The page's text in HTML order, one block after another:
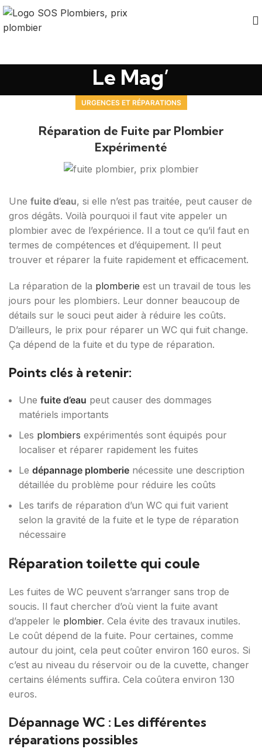
Le Mag’
URGENCES ET RÉPARATIONS
Réparation de Fuite par Plombier
Expérimenté
Une fuite d’eau, si elle n’est pas traitée, peut causer de
gros dégâts. Voilà pourquoi il faut vite appeler un
plombier avec de l’expérience. Il a tout ce qu’il faut en
termes de compétences et d’équipement. Il peut
trouver et réparer la fuite rapidement et efficacement.
La réparation de la plomberie est un travail de tous les
jours pour les plombiers. Leur donner beaucoup de
détails sur le souci peut aider à réduire les coûts.
D’ailleurs, le prix pour réparer un WC qui fuit change.
Ça dépend de la fuite et du type de réparation.
Points clés à retenir:
Une fuite d’eau peut causer des dommages
matériels importants
Les plombiers expérimentés sont équipés pour
localiser et réparer rapidement les fuites
Le dépannage plomberie nécessite une description
détaillée du problème pour réduire les coûts
Les tarifs de réparation d’un WC qui fuit varient
selon la gravité de la fuite et le type de réparation
nécessaire
Réparation toilette qui coule
Les fuites de WC peuvent s’arranger sans trop de
soucis. Il faut chercher d’où vient la fuite avant
d’appeler le plombier. Cela évite des travaux inutiles.
Le coût dépend de la fuite. Pour certaines, comme
autour du joint, cela peut coûter environ 160 euros. Si
c’est au niveau du réservoir ou de la cuvette, changer
certains éléments suffira. Cela coûtera environ 130
euros.
Dépannage WC : Les différentes
réparations possibles